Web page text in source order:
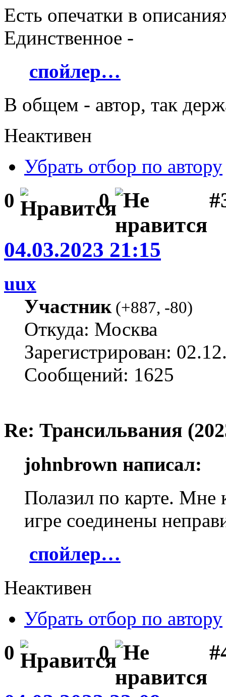
Есть опечатки в
Единственное -
спойлер…
В общем - автор, так
Неактивен
Убрать отбор по автору
0 0
04.03.2023 21:15
uux
Участник(+887, -80)
Откуда: Москва
Зарегистрирован:
Сообщений: 1625
Re: Трансильвания
johnbrown написал:
Полазил по карте. Мне
игре соединены
спойлер…
Неактивен
Убрать отбор по автору
0 0